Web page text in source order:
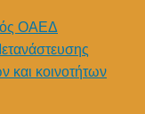
ΟΑΕΔ
κοινοτήτων